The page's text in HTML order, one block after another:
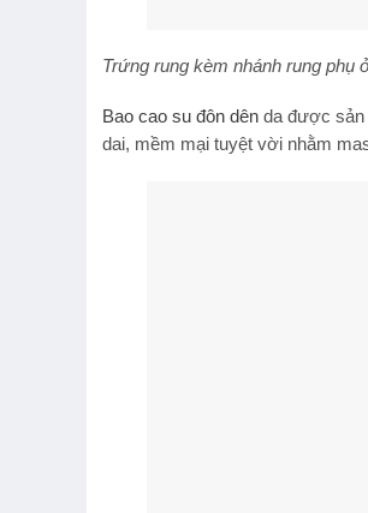
Trứng rung kèm nhánh rung phụ
Bao cao su đôn dên da được sản
dai, mềm mại tuyệt vời nhằm